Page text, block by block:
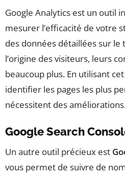
Google Analytics est un outil
mesurer l’efficacité de votre
des données détaillées sur le
l’origine des visiteurs, leurs
beaucoup plus. En utilisant
identifier les pages les plus
nécessitent des
Google Search
Un autre outil précieux est
vous permet de suivre de